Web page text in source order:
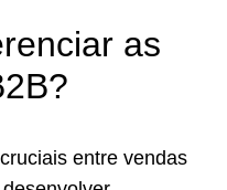
as
entre vendas